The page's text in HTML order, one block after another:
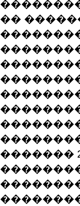
��
�������